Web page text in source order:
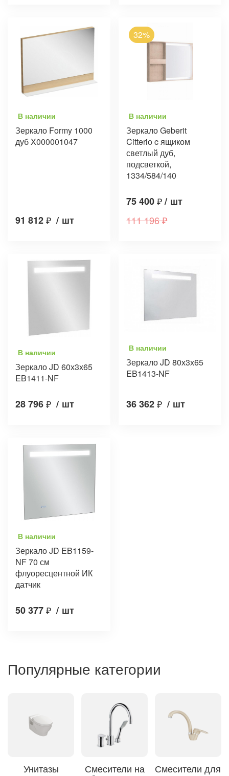
В наличии
Зеркало Formy 1000
дуб X000001047
91 812₽ / шт
В наличии
Зеркало Geberit
Citterio c ящиком
светлый дуб,
подсветкой,
1334/584/140
75 400₽/ шт
111 196₽
32%
В наличии
Зеркало JD 60х3х65
EB1411-NF
28 796₽ / шт
В наличии
Зеркало JD 80х3х65
EB1413-NF
36 362₽ / шт
В наличии
Зеркало JD EB1159-
NF 70 см
флуоресцентной ИК
датчик
50 377₽ / шт
Популярные категории
Унитазы Смесители на Смесители для